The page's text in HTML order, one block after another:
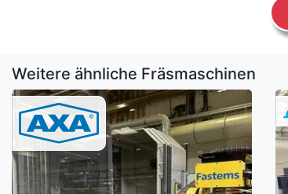
Weitere ähnliche Fräsmaschinen